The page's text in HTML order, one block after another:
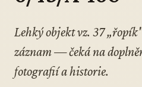
Lehký objekt vz. 37
záznam — čeká na
fotografií a historie.